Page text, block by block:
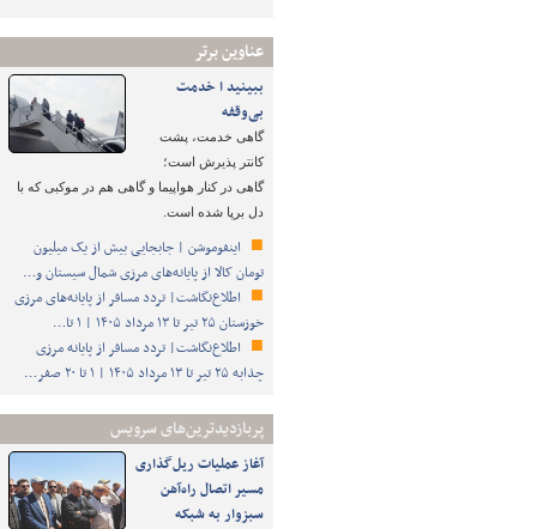
عناوین برتر
ببینید ا خدمت
بی‌وقفه
گاهی خدمت، پشت
کانتر پذیرش است؛
گاهی در کنار هواپیما و گاهی هم در موکبی که با
دل برپا شده است.
اینفوموشن | جابجایی بیش از یک میلیون
تومان کالا از پایانه‌های مرزی شمال سیستان و…
اطلاع‌نگاشت| تردد مسافر از پایانه‌های مرزی
خوزستان ۲۵ تیر تا ۱۳ مرداد ۱۴۰۵ | ۱ تا…
اطلاع‌نگاشت| تردد مسافر از پایانه‌ مرزی
چذابه ۲۵ تیر تا ۱۳ مرداد ۱۴۰۵ | ۱ تا ۲۰ صفر…
پربازدیدترین‌های سرویس
آغاز عملیات ریل‌گذاری
مسیر اتصال راه‌آهن
سبزوار به شبکه